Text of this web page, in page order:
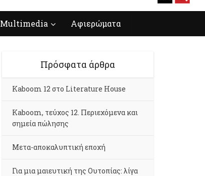
Multimedia Αφιερώματα
Πρόσφατα άρθρα
Kaboom 12 στο Literature House
Kaboom, τεύχος 12. Περιεχόμενα και
σημεία πώλησης
Μετα-αποκαλυπτική εποχή
Για μια μαιευτική της Ουτοπίας: λίγα